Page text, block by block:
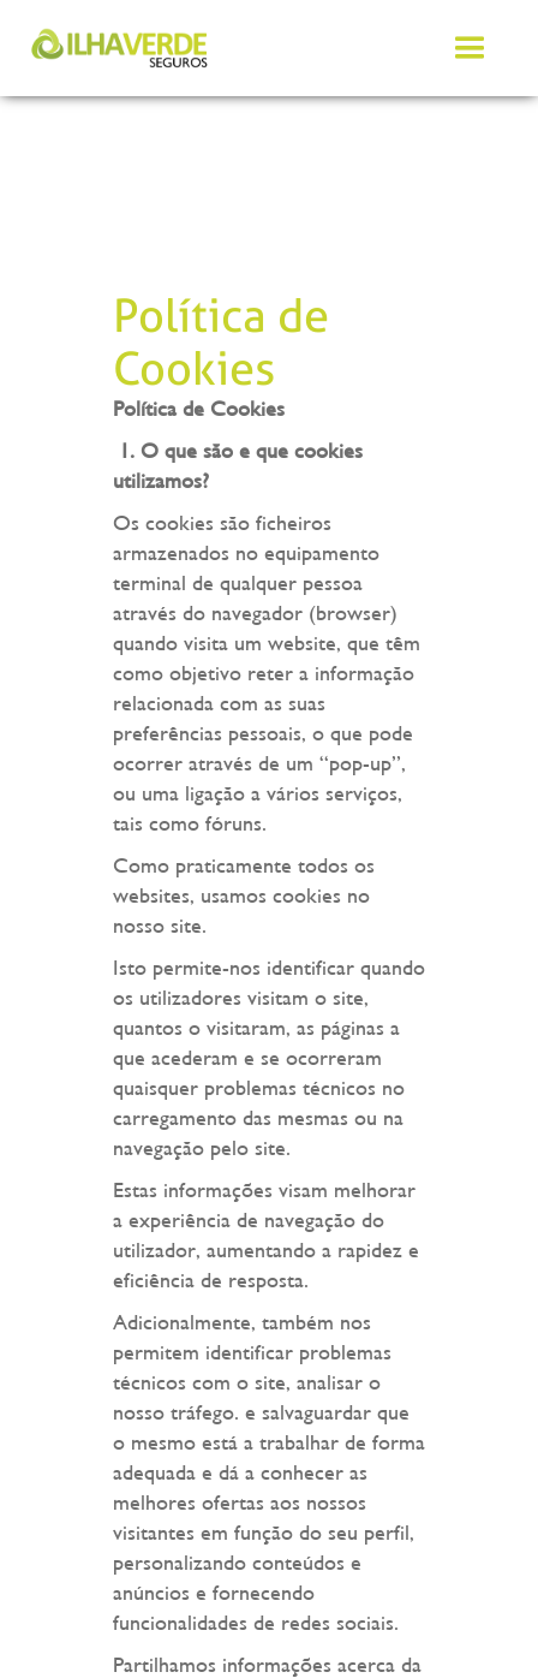
Política de
Cookies
Política de Cookies
1. O que são e que cookies
utilizamos?
Os cookies são ficheiros
armazenados no equipamento
terminal de qualquer pessoa
através do navegador (browser)
quando visita um website, que têm
como objetivo reter a informação
relacionada com as suas
preferências pessoais, o que pode
ocorrer através de um “pop-up”,
ou uma ligação a vários serviços,
tais como fóruns.
Como praticamente todos os
websites, usamos cookies no
nosso site.
Isto permite-nos identificar quando
os utilizadores visitam o site,
quantos o visitaram, as páginas a
que acederam e se ocorreram
quaisquer problemas técnicos no
carregamento das mesmas ou na
navegação pelo site.
Estas informações visam melhorar
a experiência de navegação do
utilizador, aumentando a rapidez e
eficiência de resposta.
Adicionalmente, também nos
permitem identificar problemas
técnicos com o site, analisar o
nosso tráfego. e salvaguardar que
o mesmo está a trabalhar de forma
adequada e dá a conhecer as
melhores ofertas aos nossos
visitantes em função do seu perfil,
personalizando conteúdos e
anúncios e fornecendo
funcionalidades de redes sociais.
Partilhamos informações acerca da